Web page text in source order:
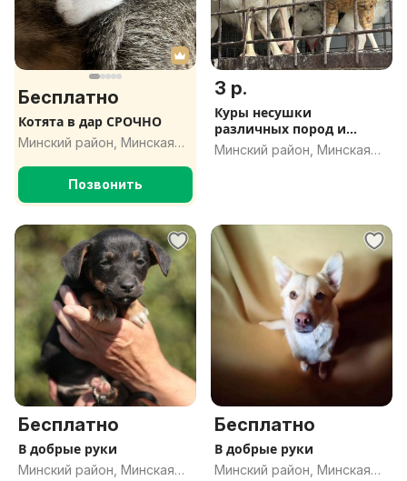
Бесплатно
Котята в дар СРОЧНО
Минский район, Минская
Позвонить
3 р.
Куры несушки
различных пород и
возрастов .Доставка
Минский район, Минская
Бесплатно
В добрые руки
Минский район, Минская
Бесплатно
В добрые руки
Минский район, Минская